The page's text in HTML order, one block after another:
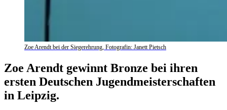
Zoe Arendt bei der Siegerehrung, Fotografin: Janett Pietsch
Zoe Arendt gewinnt Bronze bei ihren
ersten Deutschen Jugendmeisterschaften
in Leipzig.